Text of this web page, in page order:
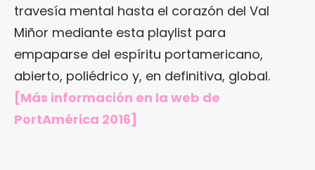
travesía mental hasta el corazón del Val
Miñor mediante esta playlist para
empaparse del espíritu portamericano,
abierto, poliédrico y, en definitiva, global.
[Más información en la web de
PortAmérica 2016]